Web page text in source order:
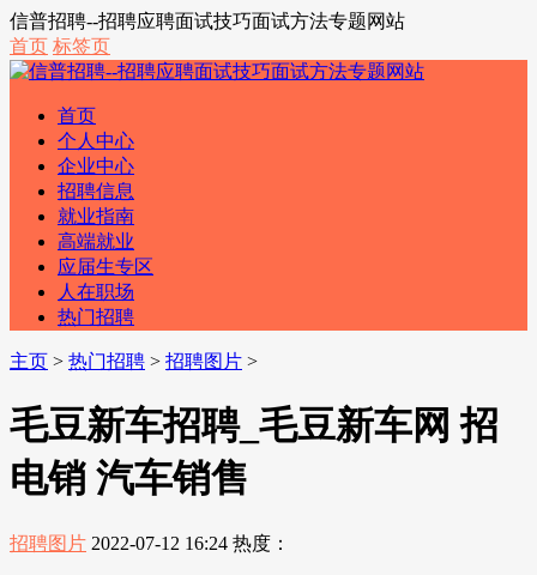
信普招聘--招聘应聘面试技巧面试方法专题网站
首页 标签页
首页
个人中心
企业中心
招聘信息
就业指南
高端就业
应届生专区
人在职场
热门招聘
主页 > 热门招聘 > 招聘图片 >
毛豆新车招聘_毛豆新车网 招
电销 汽车销售
招聘图片 2022-07-12 16:24 热度：